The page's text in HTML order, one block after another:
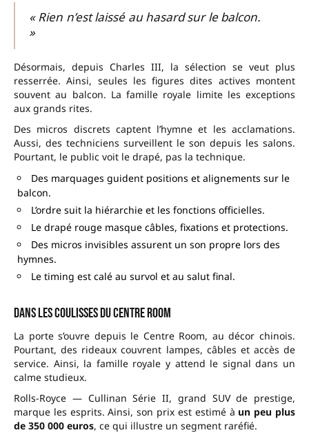
« Rien n’est laissé au hasard sur le balcon.
»
Désormais, depuis Charles III, la sélection se veut plus
resserrée. Ainsi, seules les figures dites actives montent
souvent au balcon. La famille royale limite les exceptions
aux grands rites.
Des micros discrets captent l’hymne et les acclamations.
Aussi, des techniciens surveillent le son depuis les salons.
Pourtant, le public voit le drapé, pas la technique.
Des marquages guident positions et alignements sur le
balcon.
L’ordre suit la hiérarchie et les fonctions officielles.
Le drapé rouge masque câbles, fixations et protections.
Des micros invisibles assurent un son propre lors des
hymnes.
Le timing est calé au survol et au salut final.
Dans les coulisses du Centre Room
La porte s’ouvre depuis le Centre Room, au décor chinois.
Pourtant, des rideaux couvrent lampes, câbles et accès de
service. Ainsi, la famille royale y attend le signal dans un
calme studieux.
Rolls-Royce — Cullinan Série II, grand SUV de prestige,
marque les esprits. Ainsi, son prix est estimé à un peu plus
de 350 000 euros, ce qui illustre un segment raréfié.